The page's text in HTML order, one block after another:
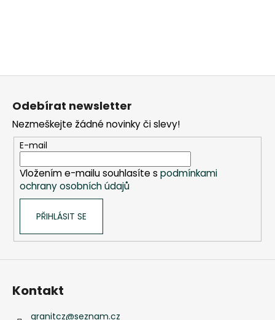
Z
Odebírat newsletter
Nezmeškejte žádné novinky či slevy!
E-mail
Vložením e-mailu souhlasíte s podmínkami
ochrany osobních údajů
PŘIHLÁSIT SE
Kontakt
granitcz@seznam.cz